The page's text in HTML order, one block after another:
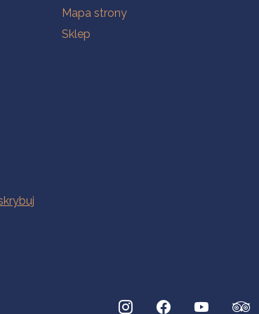
Mapa strony
Sklep